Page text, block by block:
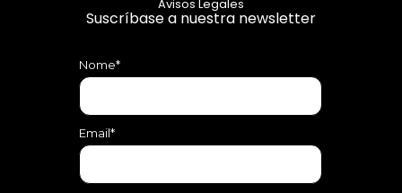
Avisos Legales
Suscríbase a nuestra newsletter
Nome*
Email*